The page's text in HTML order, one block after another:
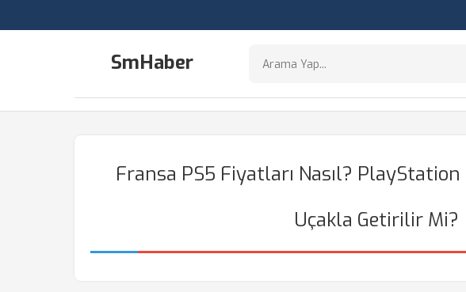
SmHaber
Fransa PS5 Fiyatları Nasıl?
Uçakla Getirilir Mi?